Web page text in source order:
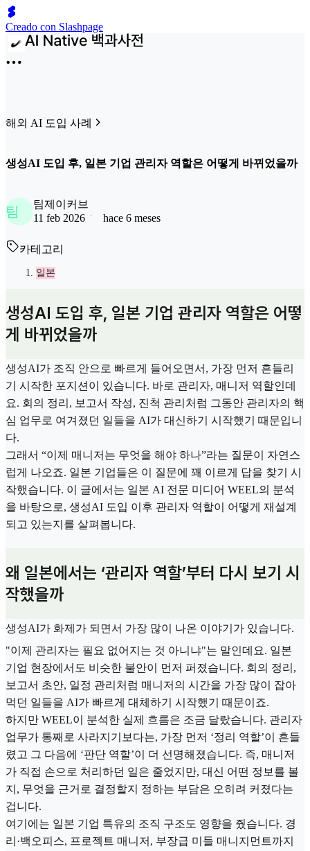
Creado con Slashpage
해외 AI 도입 사례
생성AI 도입 후, 일본 기업 관리자 역할은 어떻게 바뀌었을까
팀
팀제이커브
11 feb 2026
hace 6 meses
카테고리
일본
생성AI 도입 후, 일본 기업 관리자 역할은 어떻
게 바뀌었을까
생성AI가 조직 안으로 빠르게 들어오면서, 가장 먼저 흔들리
기 시작한 포지션이 있습니다. 바로 관리자, 매니저 역할인데
요. 회의 정리, 보고서 작성, 진척 관리처럼 그동안 관리자의 핵
심 업무로 여겨졌던 일들을 AI가 대신하기 시작했기 때문입니
다.
그래서 “이제 매니저는 무엇을 해야 하나”라는 질문이 자연스
럽게 나오죠. 일본 기업들은 이 질문에 꽤 이르게 답을 찾기 시
작했습니다. 이 글에서는 일본 AI 전문 미디어 WEEL의 분석
을 바탕으로, 생성AI 도입 이후 관리자 역할이 어떻게 재설계
되고 있는지를 살펴봅니다.
왜 일본에서는 ‘관리자 역할’부터 다시 보기 시
작했을까
생성AI가 화제가 되면서 가장 많이 나온 이야기가 있습니다.
"이제 관리자는 필요 없어지는 것 아니냐"는 말인데요. 일본
기업 현장에서도 비슷한 불안이 먼저 퍼졌습니다. 회의 정리,
보고서 초안, 일정 관리처럼 매니저의 시간을 가장 많이 잡아
먹던 일들을 AI가 빠르게 대체하기 시작했기 때문이죠.
하지만 WEEL이 분석한 실제 흐름은 조금 달랐습니다. 관리자
업무가 통째로 사라지기보다는, 가장 먼저 ‘정리 역할’이 흔들
렸고 그 다음에 ‘판단 역할’이 더 선명해졌습니다. 즉, 매니저
가 직접 손으로 처리하던 일은 줄었지만, 대신 어떤 정보를 볼
지, 무엇을 근거로 결정할지 정하는 부담은 오히려 커졌다는
겁니다.
여기에는 일본 기업 특유의 조직 구조도 영향을 줬습니다. 경
리·백오피스, 프로젝트 매니저, 부장급 미들 매니지먼트까지